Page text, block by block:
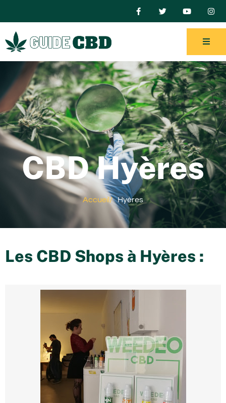
CBD Hyères
Accueil/ Hyères
Les CBD Shops à Hyères :